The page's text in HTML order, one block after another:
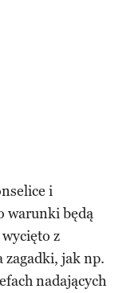
i
warunki będą
z
jak np.
nadających